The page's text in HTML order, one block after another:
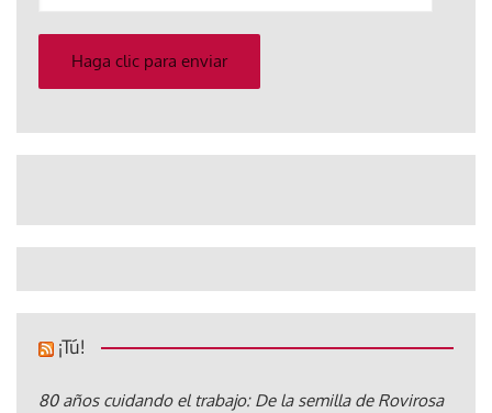
electrónico
Haga clic para enviar
¡Tú!
80 años cuidando el trabajo: De la semilla de Rovirosa